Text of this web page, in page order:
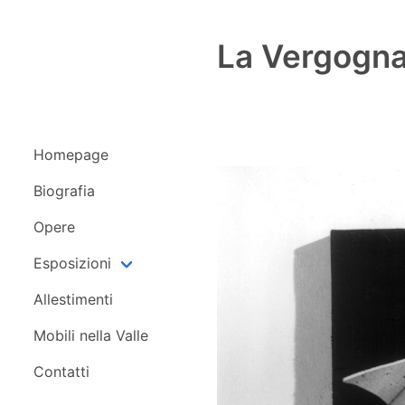
Homepage
Biografia
Opere
Esposizioni
Allestimenti
Mobili nella Valle
Contatti
La